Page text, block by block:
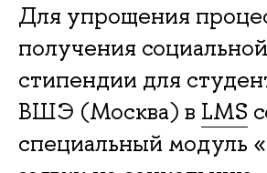
Для упрощения
получения социальной
стипендии для
ВШЭ (Москва) в LMS
специальный модуль